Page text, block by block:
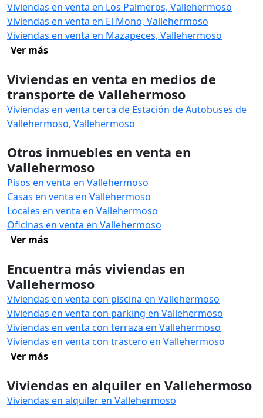
Viviendas en venta en Los Palmeros, Vallehermoso
Viviendas en venta en El Mono, Vallehermoso
Viviendas en venta en Mazapeces, Vallehermoso
Ver más
Viviendas en venta en medios de
transporte de Vallehermoso
Viviendas en venta cerca de Estación de Autobuses de
Vallehermoso, Vallehermoso
Otros inmuebles en venta en
Vallehermoso
Pisos en venta en Vallehermoso
Casas en venta en Vallehermoso
Locales en venta en Vallehermoso
Oficinas en venta en Vallehermoso
Ver más
Encuentra más viviendas en
Vallehermoso
Viviendas en venta con piscina en Vallehermoso
Viviendas en venta con parking en Vallehermoso
Viviendas en venta con terraza en Vallehermoso
Viviendas en venta con trastero en Vallehermoso
Ver más
Viviendas en alquiler en Vallehermoso
Viviendas en alquiler en Vallehermoso